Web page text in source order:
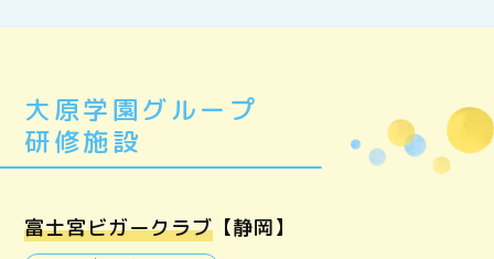
大原学園グループ
研修施設
富士宮ビガークラブ【静岡】